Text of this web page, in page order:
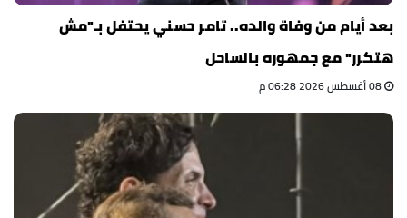
بعد أيام من وفاة والده.. تامر حسني يحتفل بـ"مش
هتكرر" مع جمهوره بالساحل